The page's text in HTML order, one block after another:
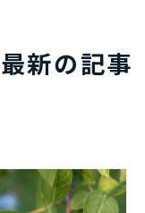
新の記事